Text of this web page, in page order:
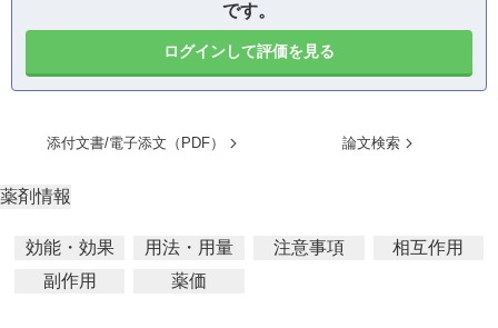
です。
ログインして評価を見る
添付文書/電子添文（PDF） 論文検索
薬剤情報
効能・効果 用法・用量 注意事項
相互作用
副作用
薬価